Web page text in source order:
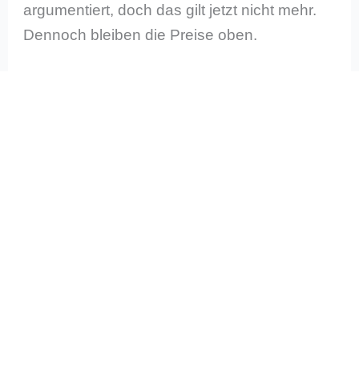
argumentiert, doch das gilt jetzt nicht mehr.
Dennoch bleiben die Preise oben.